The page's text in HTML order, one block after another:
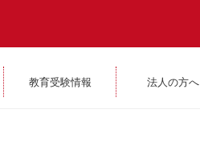
教育受験情報 法人の方へ